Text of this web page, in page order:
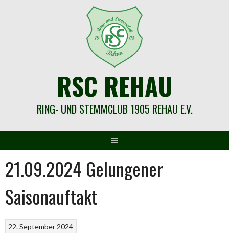
RSC REHAU
RING- UND STEMMCLUB 1905 REHAU E.V.
21.09.2024 Gelungener
Saisonauftakt
22. September 2024